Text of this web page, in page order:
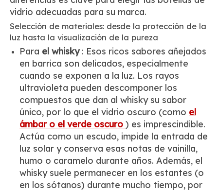
vidrio adecuadas para su marca.
Selección de materiales: desde la protección de la
luz hasta la visualización de la pureza
Para el whisky: Esos ricos sabores añejados
en barrica son delicados, especialmente
cuando se exponen a la luz. Los rayos
ultravioleta pueden descomponer los
compuestos que dan al whisky su sabor
único, por lo que el vidrio oscuro (como el
ámbar o el verde oscuro ) es imprescindible.
Actúa como un escudo, impide la entrada de
luz solar y conserva esas notas de vainilla,
humo o caramelo durante años. Además, el
whisky suele permanecer en los estantes (o
en los sótanos) durante mucho tiempo, por